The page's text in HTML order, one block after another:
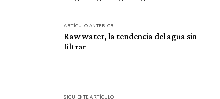
ARTÍCULO ANTERIOR
Raw water, la tendencia del agua sin
filtrar
SIGUIENTE ARTÍCULO